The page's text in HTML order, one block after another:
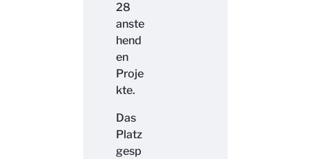
28
anste
hend
en
Proje
kte.
Das
Platz
gesp